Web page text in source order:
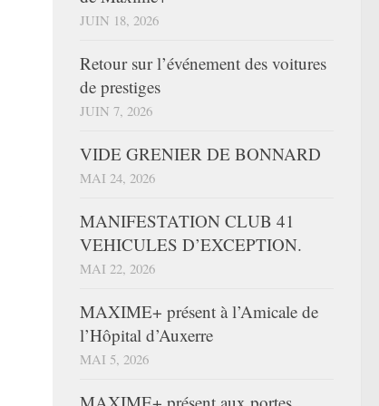
JUIN 18, 2026
Retour sur l’événement des voitures
de prestiges
JUIN 7, 2026
VIDE GRENIER DE BONNARD
MAI 24, 2026
MANIFESTATION CLUB 41
VEHICULES D’EXCEPTION.
MAI 22, 2026
MAXIME+ présent à l’Amicale de
l’Hôpital d’Auxerre
MAI 5, 2026